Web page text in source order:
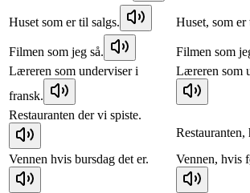
Huset som er til salgs. Huset, som er
Filmen som jeg så.
Filmen som
Læreren som underviser i
fransk.
Læreren som
Restauranten der vi spiste.
Vennen hvis bursdag det er.
Vennen, hvis